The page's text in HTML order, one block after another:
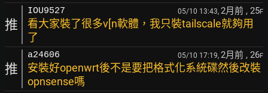
推
IOU9527 05/10 13:43, 2月前 , 25F
看大家裝了很多v[n軟體，我只裝tailscale就夠用
了
推
a24606 05/10 17:19, 2月前 , 26F
安裝好openwrt後不是要把格式化系統碟然後改裝
opnsense嗎